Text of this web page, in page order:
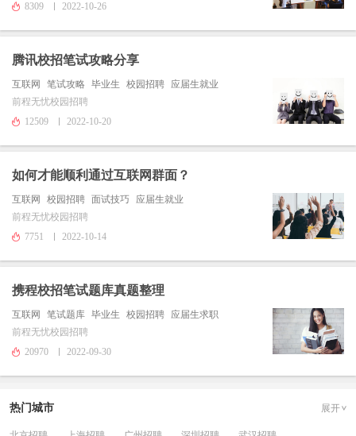
8309
2022-10-26
腾讯校招笔试攻略分享
互联网 笔试攻略 毕业生 校园招聘
应届生就业
前程无忧校园招聘
12509
2022-10-20
如何才能顺利通过互联网群面？
互联网 校园招聘 面试技巧
应届生就业
前程无忧校园招聘
7751
2022-10-14
携程校招笔试题库真题整理
互联网 笔试题库 毕业生 校园招聘
应届生求职
前程无忧校园招聘
20970
2022-09-30
热门城市 展开